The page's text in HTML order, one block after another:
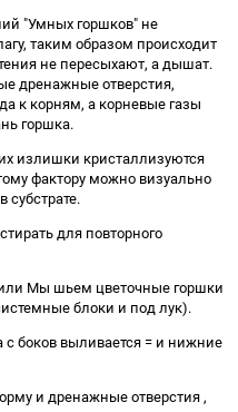
"Умных горшков" не
таким образом происходит
не пересыхают, а дышат.
дренажные отверстия,
к корням, а корневые газы
горшка.
излишки кристаллизуются
фактору можно визуально
субстрате.
для повторного
Мы шьем цветочные горшки
блоки и под лук).
с боков выливается = и нижние
и дренажные отверстия ,